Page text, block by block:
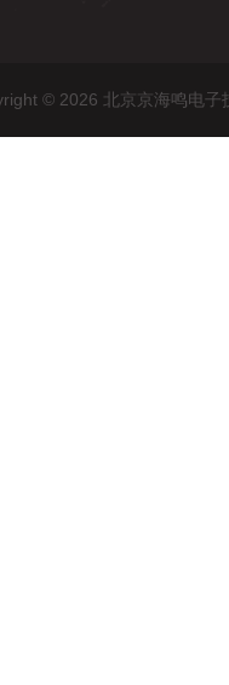
© 2026 北京京海鸣电